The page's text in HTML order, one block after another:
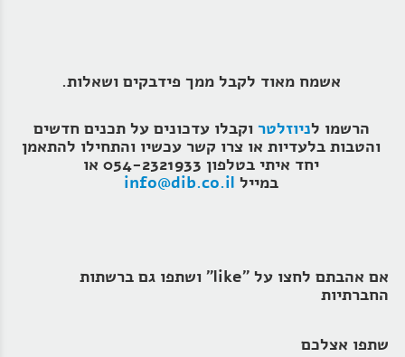
אשמח מאוד לקבל ממך פידבקים ושאלות.
הרשמו לניוזלטר וקבלו עדכונים על תכנים חדשים
והטבות בלעדיות או צרו קשר עכשיו והתחילו להתאמן
יחד איתי בטלפון 054-2321933 או
במייל info@dib.co.il
אם אהבתם לחצו על "like" ושתפו גם ברשתות
החברתיות
שתפו אצלכם